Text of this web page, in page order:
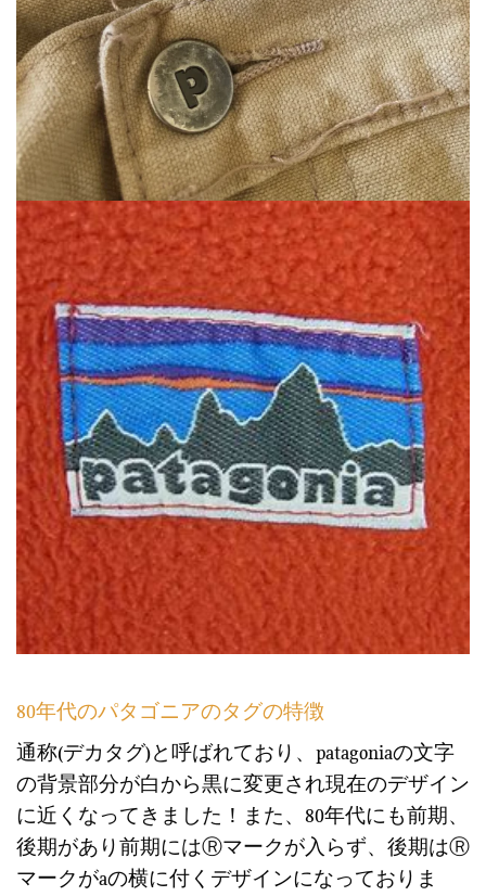
80年代のパタゴニアのタグの特徴
通称(デカタグ)と呼ばれており、patagoniaの文字
の背景部分が白から黒に変更され現在のデザイン
に近くなってきました！また、80年代にも前期、
後期があり前期にはⓇマークが入らず、後期はⓇ
マークがaの横に付くデザインになっておりま